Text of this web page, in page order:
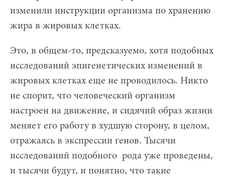
изменили инструкции организма по хранению
жира в жировых клетках.
Это, в общем-то, предсказуемо, хотя подобных
исследований эпигенетических изменений в
жировых клетках еще не проводилось. Никто
не спорит, что человеческий организм
настроен на движение, и сидячий образ жизни
меняет его работу в худшую сторону, в целом,
отражаясь в экспрессии генов. Тысячи
исследований подобного рода уже проведены,
и тысячи будут, и понятно, что такие